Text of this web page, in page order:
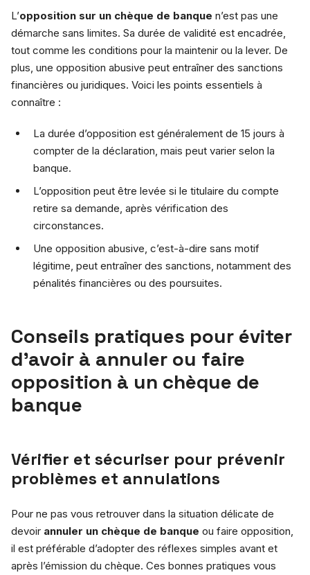
L’opposition sur un chèque de banque n’est pas une
démarche sans limites. Sa durée de validité est encadrée,
tout comme les conditions pour la maintenir ou la lever. De
plus, une opposition abusive peut entraîner des sanctions
financières ou juridiques. Voici les points essentiels à
connaître :
La durée d’opposition est généralement de 15 jours à
compter de la déclaration, mais peut varier selon la
banque.
L’opposition peut être levée si le titulaire du compte
retire sa demande, après vérification des
circonstances.
Une opposition abusive, c’est-à-dire sans motif
légitime, peut entraîner des sanctions, notamment des
pénalités financières ou des poursuites.
Conseils pratiques pour éviter
d’avoir à annuler ou faire
opposition à un chèque de
banque
Vérifier et sécuriser pour prévenir
problèmes et annulations
Pour ne pas vous retrouver dans la situation délicate de
devoir annuler un chèque de banque ou faire opposition,
il est préférable d’adopter des réflexes simples avant et
après l’émission du chèque. Ces bonnes pratiques vous